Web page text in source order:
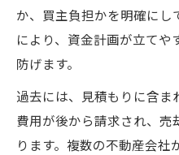
か、買主負担かを明確にし
により、資金計画が立てや
防げます。
過去には、見積もりに含ま
費用が後から請求され、売
ります。複数の不動産会社